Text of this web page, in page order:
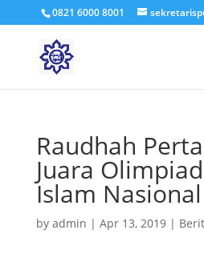
0821 6000 8001
Raudhah
Juara
Islam Nasional
by admin | Apr 13, 2019|